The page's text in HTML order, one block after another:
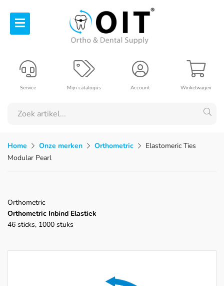
Winkelwagen
Account
Mijn catalogus
Service
Home Onze merken Orthometric
Elastomeric Ties
Modular Pearl
Orthometric
Orthometric Inbind Elastiek
46 sticks, 1000 stuks